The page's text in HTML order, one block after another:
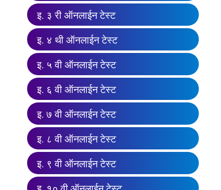
इ. ३ री ऑनलाईन टेस्ट
इ. ४ थी ऑनलाईन टेस्ट
इ. ५ वी ऑनलाईन टेस्ट
इ. ६ वी ऑनलाईन टेस्ट
इ. ७ वी ऑनलाईन टेस्ट
इ. ८ वी ऑनलाईन टेस्ट
इ. ९ वी ऑनलाईन टेस्ट